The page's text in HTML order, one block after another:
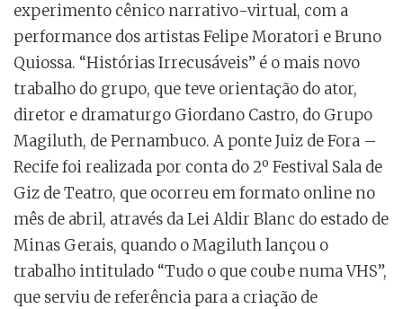
experimento cênico narrativo-virtual, com a
performance dos artistas Felipe Moratori e Bruno
Quiossa. “Histórias Irrecusáveis” é o mais novo
trabalho do grupo, que teve orientação do ator,
diretor e dramaturgo Giordano Castro, do Grupo
Magiluth, de Pernambuco. A ponte Juiz de Fora –
Recife foi realizada por conta do 2º Festival Sala de
Giz de Teatro, que ocorreu em formato online no
mês de abril, através da Lei Aldir Blanc do estado de
Minas Gerais, quando o Magiluth lançou o
trabalho intitulado “Tudo o que coube numa VHS”,
que serviu de referência para a criação de